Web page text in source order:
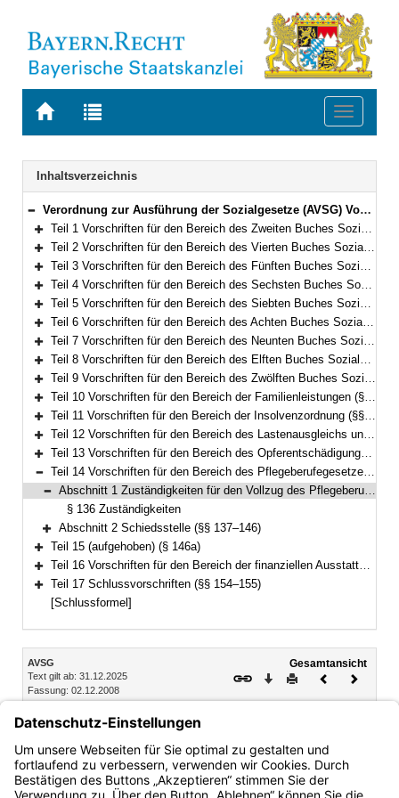
Zur
BAYERN.RECHT
Zur
letzten
Suche
Toggle
Navigation
Inhaltsverzeichnis
Bereich reduzieren
Verordnung zur Ausführung der Sozialgesetze (AVSG) Vom 2. Dezember 2008 (GVBl. S. 912, 982) BayRS 86-8-A/G (§§ 1–155)
Bereich erweitern
Teil 1 Vorschriften für den Bereich des Zweiten Buches Sozialgesetzbuch (§§ 1–2)
Bereich erweitern
Teil 2 Vorschriften für den Bereich des Vierten Buches Sozialgesetzbuch – Gemeinsame Vorschriften für die Sozialversicherung – (§§ 5–5f)
Bereich erweitern
Teil 3 Vorschriften für den Bereich des Fünften Buches Sozialgesetzbuch – Gesetzliche Krankenversicherung – (§§ 6–10)
Bereich erweitern
Teil 4 Vorschriften für den Bereich des Sechsten Buches Sozialgesetzbuch – Gesetzliche Rentenversicherung – und für den Bereich des Gesetzes über die Alterssicherung der Landwirte und des Gesetzes zur Förderung der Einstellung der landwirtschaftlichen Erwerbstätigkeit (§§ 11–15)
Bereich erweitern
Teil 5 Vorschriften für den Bereich des Siebten Buches Sozialgesetzbuch – Gesetzliche Unfallversicherung – (§§ 16–21)
Bereich erweitern
Teil 6 Vorschriften für den Bereich des Achten Buches Sozialgesetzbuch – Kinder- und Jugendhilfe – und für weitere Regelungen des Kinder- und Jugendhilferechts (§§ 22–40f)
Bereich erweitern
Teil 7 Vorschriften für den Bereich des Neunten Buches Sozialgesetzbuch – Rehabilitation und Teilhabe Menschen mit Behinderungen – (§§ 41–41h)
Bereich erweitern
Teil 8 Vorschriften für den Bereich des Elften Buches Sozialgesetzbuch – Soziale Pflegeversicherung – (§§ 42–94)
Bereich erweitern
Teil 9 Vorschriften für den Bereich des Zwölften Buches Sozialgesetzbuch – Sozialhilfe – (§§ 98–101)
Bereich erweitern
Teil 10 Vorschriften für den Bereich der Familienleistungen (§§ 102–103)
Bereich erweitern
Teil 11 Vorschriften für den Bereich der Insolvenzordnung (§§ 104–113)
Bereich erweitern
Teil 12 Vorschriften für den Bereich des Lastenausgleichs und des Flüchtlingswesens (§§ 114–133a)
Bereich erweitern
Teil 13 Vorschriften für den Bereich des Opferentschädigungsgesetzes (§§ 134–135)
Bereich reduzieren
Teil 14 Vorschriften für den Bereich des Pflegeberufegesetzes (§§ 136–146)
Bereich reduzieren
Abschnitt 1 Zuständigkeiten für den Vollzug des Pflegeberufegesetzes (§ 136)
§ 136 Zuständigkeiten
Bereich erweitern
Abschnitt 2 Schiedsstelle (§§ 137–146)
Bereich erweitern
Teil 15 (aufgehoben) (§ 146a)
Bereich erweitern
Teil 16 Vorschriften für den Bereich der finanziellen Ausstattung von Betreuungsvereinen zur Wahrnehmung von Querschnittsaufgaben (§§ 147–153)
Bereich erweitern
Teil 17 Schlussvorschriften (§§ 154–155)
[Schlussformel]
Inhalt
AVSG
Text gilt ab: 31.12.2025
Fassung: 02.12.2008
Gesamtansicht
Download
DruckenVorheriges
Abschnitt 1 Zuständigkeiten für den Vollzug des
Pflegeberufegesetzes
§ 136 Zuständigkeiten